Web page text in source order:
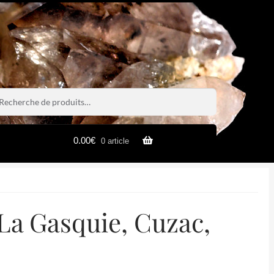
0.00€ 0 article
Gasquie, Cuzac,